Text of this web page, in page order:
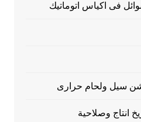
فى اكياس اتوماتيك
سيل ولحام حرارى
انتاج وصلاحية